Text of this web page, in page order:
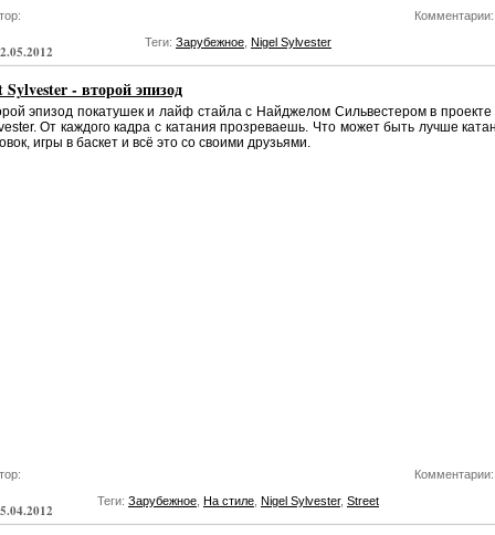
Комментарии:
Теги: Зарубежное Nigel Sylvester
Sylvester - второй эпизод
эпизод покатушек и лайф стайла с Найджелом Сильвестером в проекте
От каждого кадра с катания прозреваешь. Что может быть лучше
игры в баскет и всё это со своими друзьями.
Комментарии:
Теги: Зарубежное На стиле Nigel Sylvester, Street